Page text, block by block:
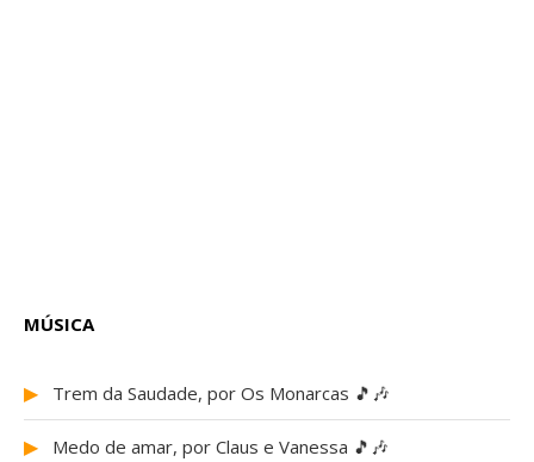
MÚSICA
▶ Trem da Saudade, por Os Monarcas 🎵🎶
▶ Medo de amar, por Claus e Vanessa 🎵🎶